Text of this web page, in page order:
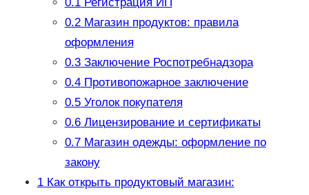
0.1Регистрация ИП
0.2Магазин продуктов: правила
оформления
0.3Заключение Роспотребнадзора
0.4Противопожарное заключение
0.5Уголок покупателя
0.6Лицензирование и сертификаты
0.7Магазин одежды: оформление по
закону
1Как открыть продуктовый магазин: